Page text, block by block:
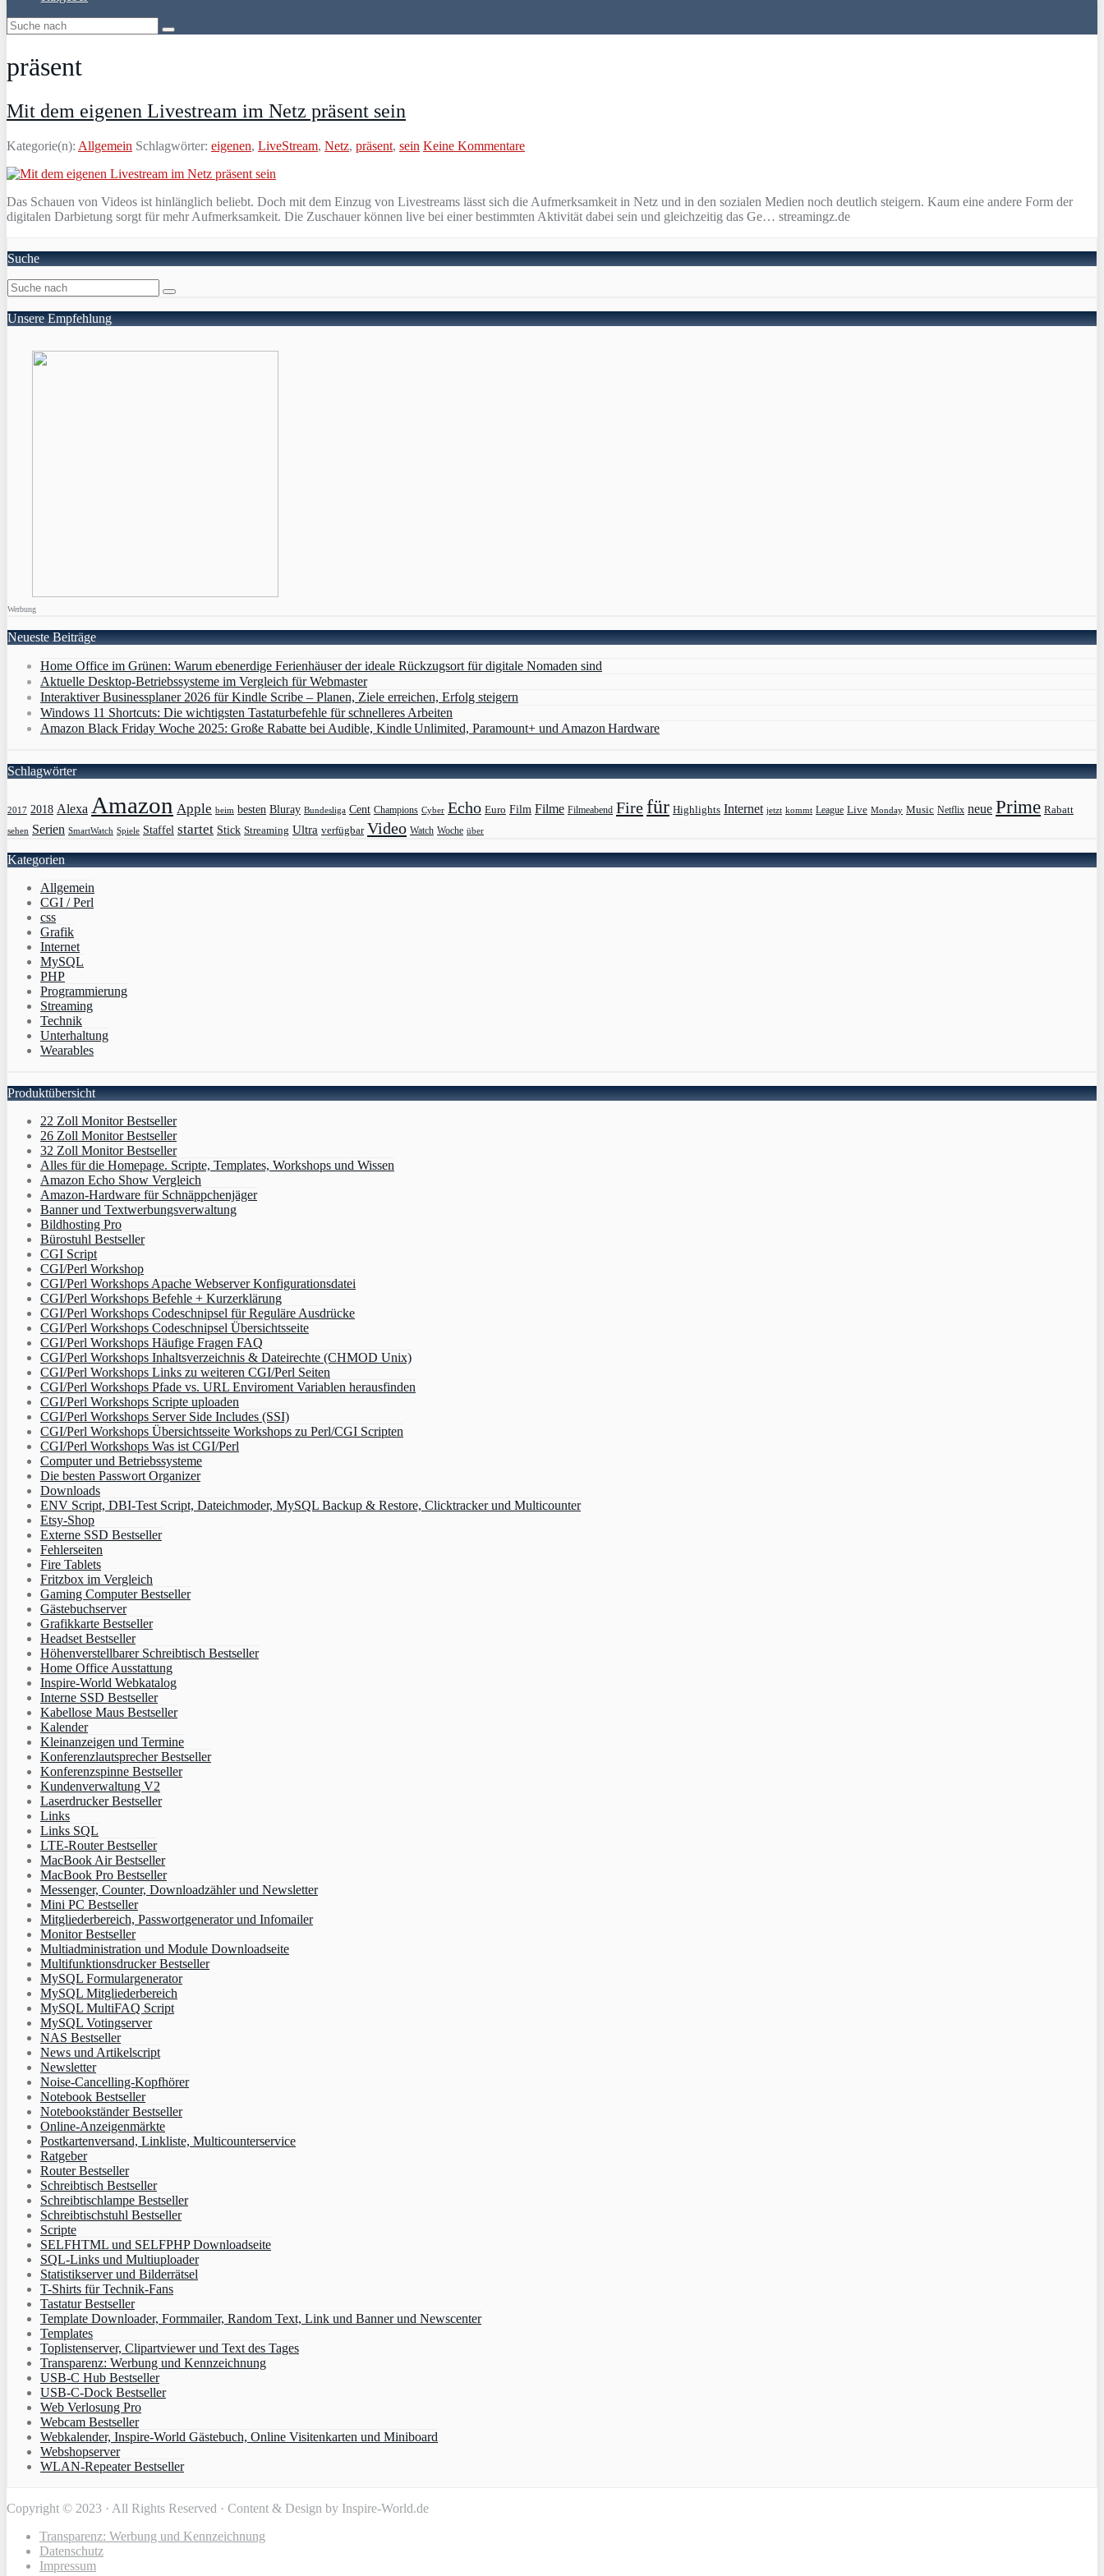
präsent
Mit dem eigenen Livestream im Netz präsent sein
Kategorie(n): Allgemein Schlagwörter: eigenen, LiveStream, Netz, präsent, sein Keine Kommentare
Das Schauen von Videos ist hinlänglich beliebt. Doch mit dem Einzug von Livestreams lässt sich die Aufmerksamkeit in Netz und in den sozialen Medien noch deutlich steigern. Kaum eine andere Form der
digitalen Darbietung sorgt für mehr Aufmerksamkeit. Die Zuschauer können live bei einer bestimmten Aktivität dabei sein und gleichzeitig das Ge… streamingz.de
Suche
Unsere Empfehlung
Werbung
Neueste Beiträge
Home Office im Grünen: Warum ebenerdige Ferienhäuser der ideale Rückzugsort für digitale Nomaden sind
Aktuelle Desktop-Betriebssysteme im Vergleich für Webmaster
Interaktiver Businessplaner 2026 für Kindle Scribe – Planen, Ziele erreichen, Erfolg steigern
Windows 11 Shortcuts: Die wichtigsten Tastaturbefehle für schnelleres Arbeiten
Amazon Black Friday Woche 2025: Große Rabatte bei Audible, Kindle Unlimited, Paramount+ und Amazon Hardware
Schlagwörter
2017 2018 Alexa Amazon Apple beim besten Bluray Bundesliga Cent Champions Cyber Echo Euro Film Filme Filmeabend Firefür Highlights Internet jetzt kommt League Live Monday Music Netflix neue Prime Rabatt
sehen Serien SmartWatch Spiele Staffel startet Stick Streaming Ultra verfügbar Video Watch Woche über
Kategorien
Allgemein
CGI / Perl
css
Grafik
Internet
MySQL
PHP
Programmierung
Streaming
Technik
Unterhaltung
Wearables
Produktübersicht
22 Zoll Monitor Bestseller
26 Zoll Monitor Bestseller
32 Zoll Monitor Bestseller
Alles für die Homepage. Scripte, Templates, Workshops und Wissen
Amazon Echo Show Vergleich
Amazon-Hardware für Schnäppchenjäger
Banner und Textwerbungsverwaltung
Bildhosting Pro
Bürostuhl Bestseller
CGI Script
CGI/Perl Workshop
CGI/Perl Workshops Apache Webserver Konfigurationsdatei
CGI/Perl Workshops Befehle + Kurzerklärung
CGI/Perl Workshops Codeschnipsel für Reguläre Ausdrücke
CGI/Perl Workshops Codeschnipsel Übersichtsseite
CGI/Perl Workshops Häufige Fragen FAQ
CGI/Perl Workshops Inhaltsverzeichnis & Dateirechte (CHMOD Unix)
CGI/Perl Workshops Links zu weiteren CGI/Perl Seiten
CGI/Perl Workshops Pfade vs. URL Enviroment Variablen herausfinden
CGI/Perl Workshops Scripte uploaden
CGI/Perl Workshops Server Side Includes (SSI)
CGI/Perl Workshops Übersichtsseite Workshops zu Perl/CGI Scripten
CGI/Perl Workshops Was ist CGI/Perl
Computer und Betriebssysteme
Die besten Passwort Organizer
Downloads
ENV Script, DBI-Test Script, Dateichmoder, MySQL Backup & Restore, Clicktracker und Multicounter
Etsy-Shop
Externe SSD Bestseller
Fehlerseiten
Fire Tablets
Fritzbox im Vergleich
Gaming Computer Bestseller
Gästebuchserver
Grafikkarte Bestseller
Headset Bestseller
Höhenverstellbarer Schreibtisch Bestseller
Home Office Ausstattung
Inspire-World Webkatalog
Interne SSD Bestseller
Kabellose Maus Bestseller
Kalender
Kleinanzeigen und Termine
Konferenzlautsprecher Bestseller
Konferenzspinne Bestseller
Kundenverwaltung V2
Laserdrucker Bestseller
Links
Links SQL
LTE-Router Bestseller
MacBook Air Bestseller
MacBook Pro Bestseller
Messenger, Counter, Downloadzähler und Newsletter
Mini PC Bestseller
Mitgliederbereich, Passwortgenerator und Infomailer
Monitor Bestseller
Multiadministration und Module Downloadseite
Multifunktionsdrucker Bestseller
MySQL Formulargenerator
MySQL Mitgliederbereich
MySQL MultiFAQ Script
MySQL Votingserver
NAS Bestseller
News und Artikelscript
Newsletter
Noise-Cancelling-Kopfhörer
Notebook Bestseller
Notebookständer Bestseller
Online-Anzeigenmärkte
Postkartenversand, Linkliste, Multicounterservice
Ratgeber
Router Bestseller
Schreibtisch Bestseller
Schreibtischlampe Bestseller
Schreibtischstuhl Bestseller
Scripte
SELFHTML und SELFPHP Downloadseite
SQL-Links und Multiuploader
Statistikserver und Bilderrätsel
T-Shirts für Technik-Fans
Tastatur Bestseller
Template Downloader, Formmailer, Random Text, Link und Banner und Newscenter
Templates
Toplistenserver, Clipartviewer und Text des Tages
Transparenz: Werbung und Kennzeichnung
USB-C Hub Bestseller
USB-C-Dock Bestseller
Web Verlosung Pro
Webcam Bestseller
Webkalender, Inspire-World Gästebuch, Online Visitenkarten und Miniboard
Webshopserver
WLAN-Repeater Bestseller
Copyright © 2023 · All Rights Reserved · Content & Design by Inspire-World.de
Transparenz: Werbung und Kennzeichnung
Datenschutz
Impressum